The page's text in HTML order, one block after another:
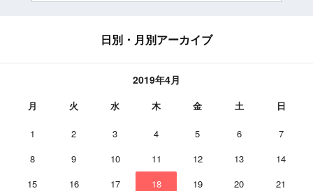
日別・月別アーカイブ
2019年4月
月 火 水 木 金 土 日
1 2 3 4 5 6
7
8
9 10 11 12 13
14
15
16 17 18 19 20
21